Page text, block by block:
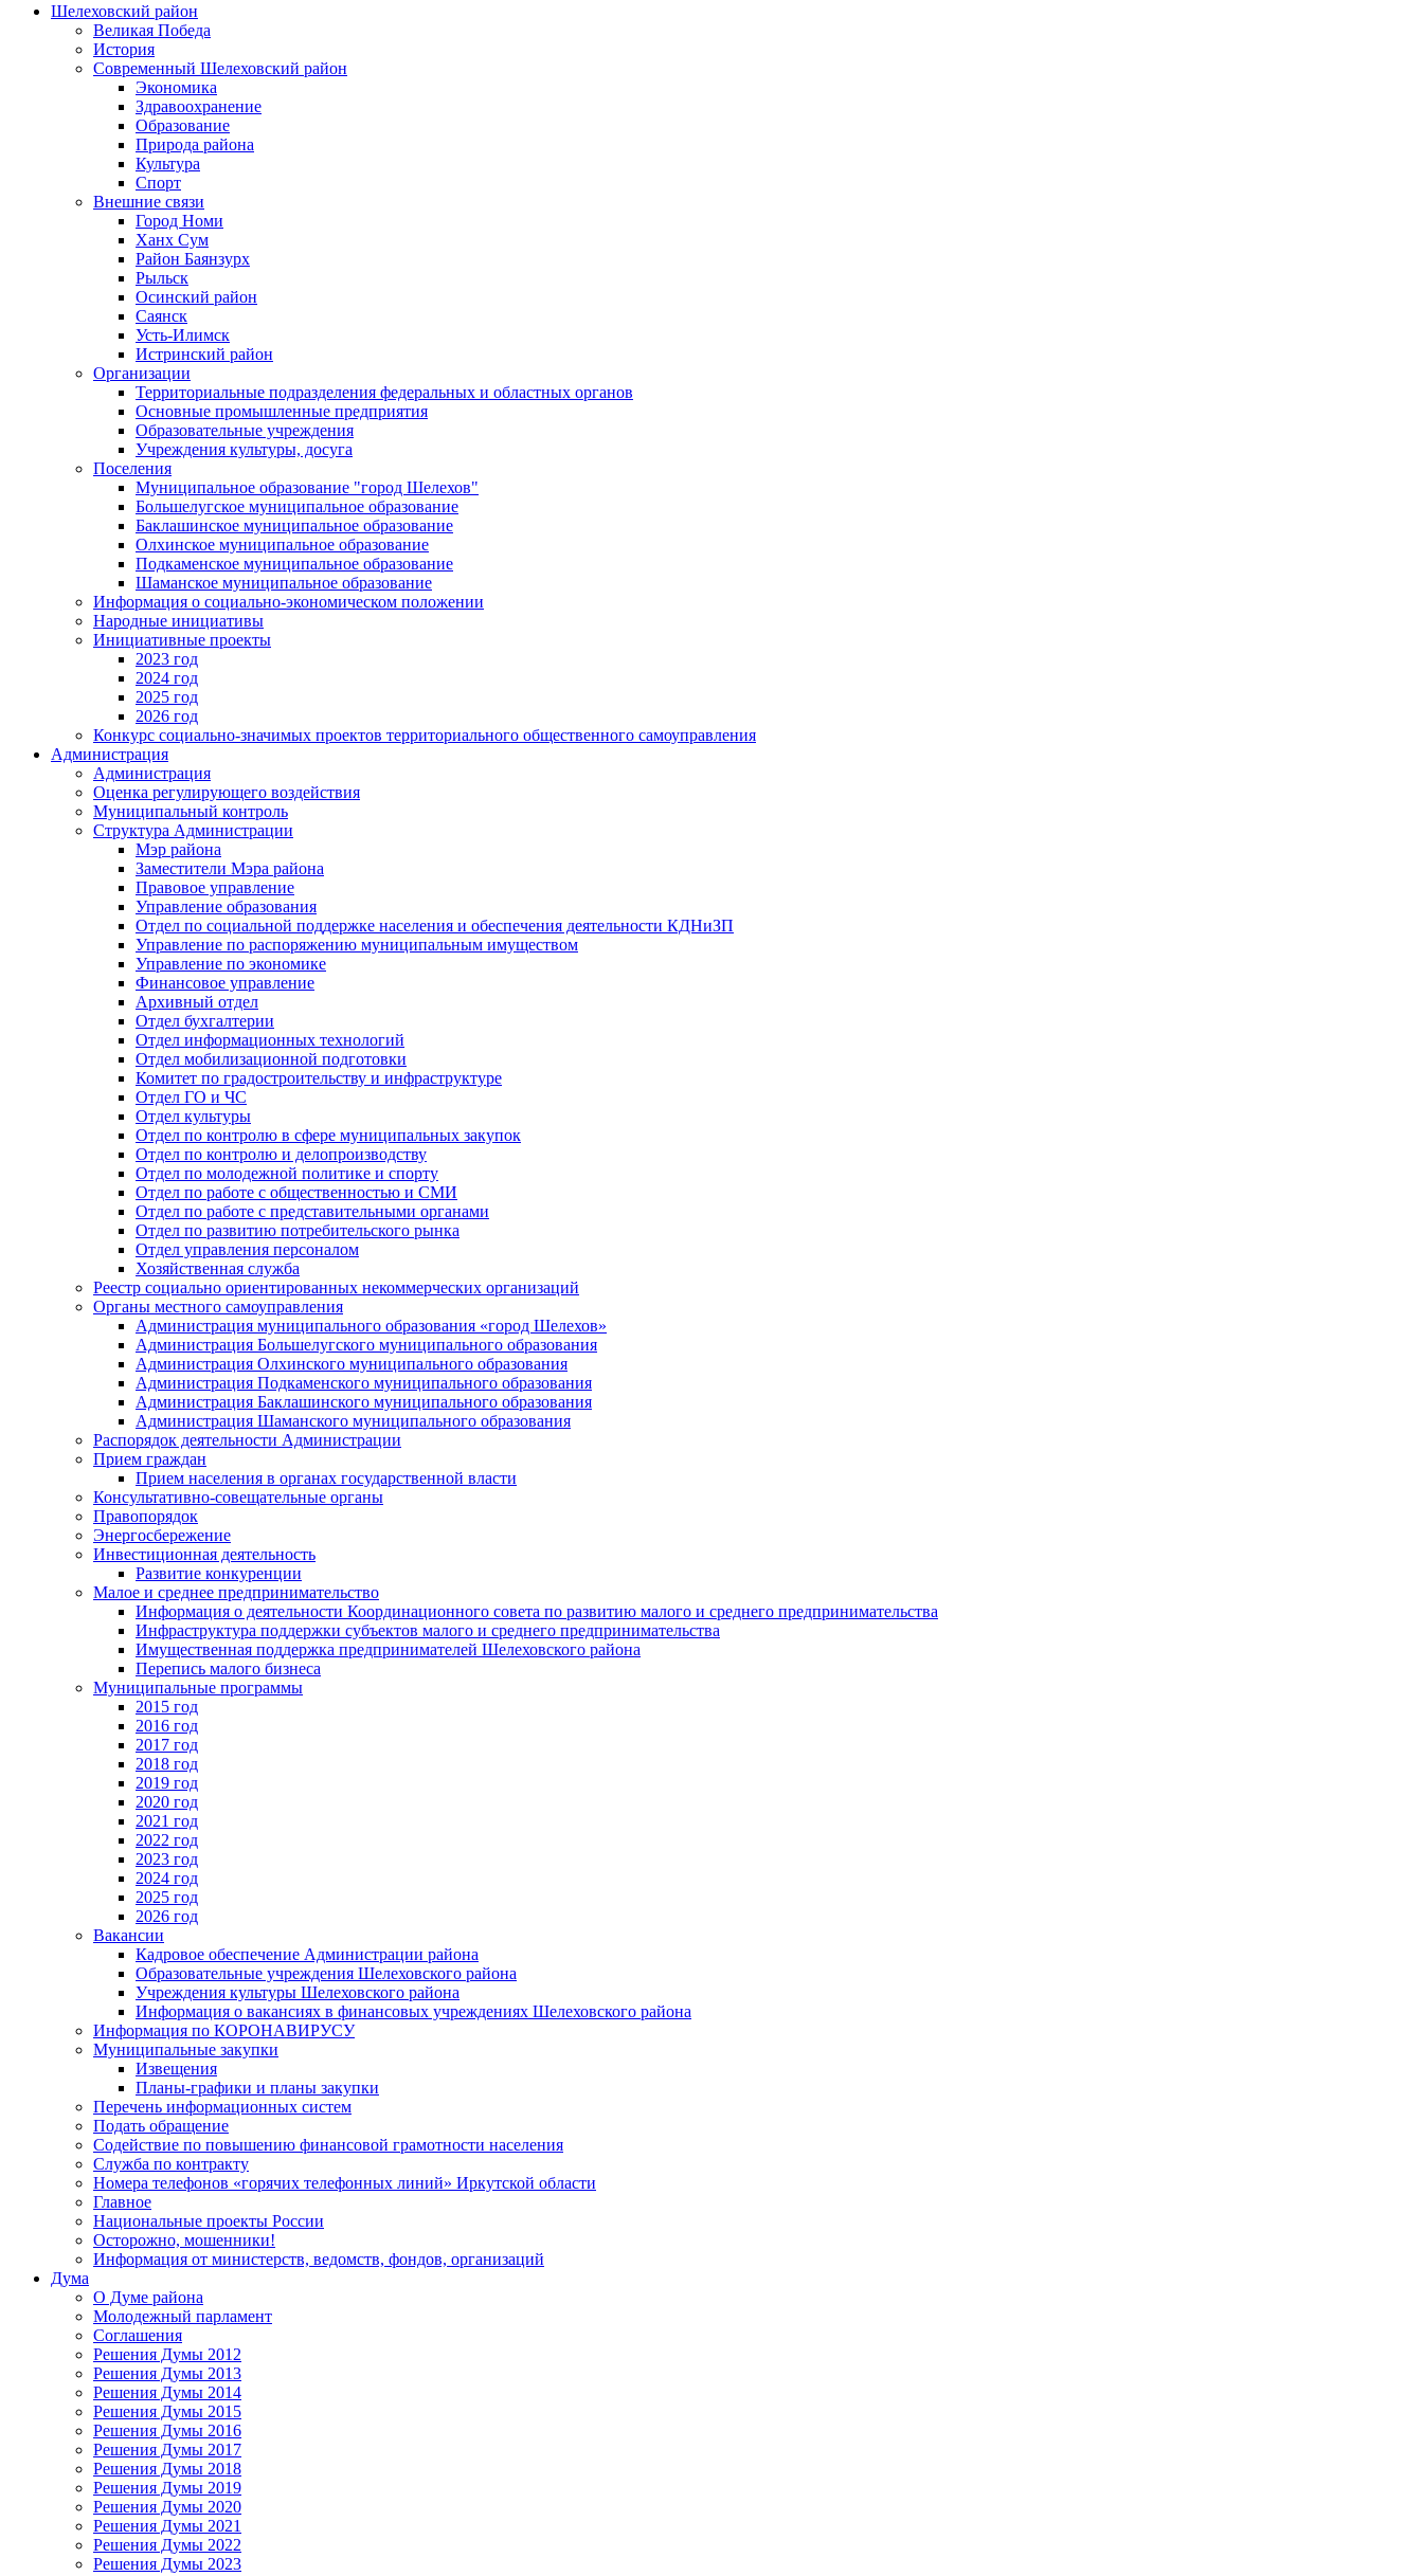
Шелеховский район
Великая Победа
История
Современный Шелеховский район
Экономика
Здравоохранение
Образование
Природа района
Культура
Спорт
Внешние связи
Город Номи
Ханх Сум
Район Баянзурх
Рыльск
Осинский район
Саянск
Усть-Илимск
Истринский район
Организации
Территориальные подразделения федеральных и областных органов
Основные промышленные предприятия
Образовательные учреждения
Учреждения культуры, досуга
Поселения
Муниципальное образование "город Шелехов"
Большелугское муниципальное образование
Баклашинское муниципальное образование
Олхинское муниципальное образование
Подкаменское муниципальное образование
Шаманское муниципальное образование
Информация о социально-экономическом положении
Народные инициативы
Инициативные проекты
2023 год
2024 год
2025 год
2026 год
Конкурс социально-значимых проектов территориального общественного самоуправления
Администрация
Администрация
Оценка регулирующего воздействия
Муниципальный контроль
Структура Администрации
Мэр района
Заместители Мэра района
Правовое управление
Управление образования
Отдел по социальной поддержке населения и обеспечения деятельности КДНиЗП
Управление по распоряжению муниципальным имуществом
Управление по экономике
Финансовое управление
Архивный отдел
Отдел бухгалтерии
Отдел информационных технологий
Отдел мобилизационной подготовки
Комитет по градостроительству и инфраструктуре
Отдел ГО и ЧС
Отдел культуры
Отдел по контролю в сфере муниципальных закупок
Отдел по контролю и делопроизводству
Отдел по молодежной политике и спорту
Отдел по работе с общественностью и СМИ
Отдел по работе с представительными органами
Отдел по развитию потребительского рынка
Отдел управления персоналом
Хозяйственная служба
Реестр социально ориентированных некоммерческих организаций
Органы местного самоуправления
Администрация муниципального образования «город Шелехов»
Администрация Большелугского муниципального образования
Администрация Олхинского муниципального образования
Администрация Подкаменского муниципального образования
Администрация Баклашинского муниципального образования
Администрация Шаманского муниципального образования
Распорядок деятельности Администрации
Прием граждан
Прием населения в органах государственной власти
Консультативно-совещательные органы
Правопорядок
Энергосбережение
Инвестиционная деятельность
Развитие конкуренции
Малое и среднее предпринимательство
Информация о деятельности Координационного совета по развитию малого и среднего предпринимательства
Инфраструктура поддержки субъектов малого и среднего предпринимательства
Имущественная поддержка предпринимателей Шелеховского района
Перепись малого бизнеса
Муниципальные программы
2015 год
2016 год
2017 год
2018 год
2019 год
2020 год
2021 год
2022 год
2023 год
2024 год
2025 год
2026 год
Вакансии
Кадровое обеспечение Администрации района
Образовательные учреждения Шелеховского района
Учреждения культуры Шелеховского района
Информация о вакансиях в финансовых учреждениях Шелеховского района
Информация по КОРОНАВИРУСУ
Муниципальные закупки
Извещения
Планы-графики и планы закупки
Перечень информационных систем
Подать обращение
Содействие по повышению финансовой грамотности населения
Служба по контракту
Номера телефонов «горячих телефонных линий» Иркутской области
Главное
Национальные проекты России
Осторожно, мошенники!
Информация от министерств, ведомств, фондов, организаций
Дума
О Думе района
Молодежный парламент
Соглашения
Решения Думы 2012
Решения Думы 2013
Решения Думы 2014
Решения Думы 2015
Решения Думы 2016
Решения Думы 2017
Решения Думы 2018
Решения Думы 2019
Решения Думы 2020
Решения Думы 2021
Решения Думы 2022
Решения Думы 2023